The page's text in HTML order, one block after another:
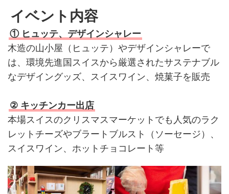
イベント内容
① ヒュッテ、デザインシャレー
木造の山小屋（ヒュッテ）やデザインシャレーで
は、環境先進国スイスから厳選されたサステナブル
なデザイングッズ、スイスワイン、焼菓子を販売
② キッチンカー出店
本場スイスのクリスマスマーケットでも人気のラク
レットチーズやブラートブルスト（ソーセージ）、
スイスワイン、ホットチョコレート等